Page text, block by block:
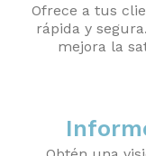
Ofrece a tus
rápida y
mejora la